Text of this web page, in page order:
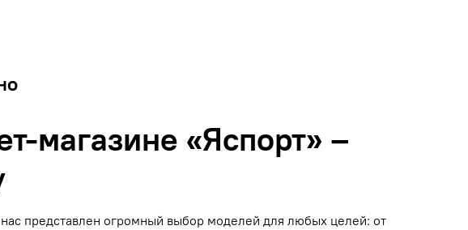
магазине «Яспорт» –
представлен огромный выбор моделей для любых целей: от